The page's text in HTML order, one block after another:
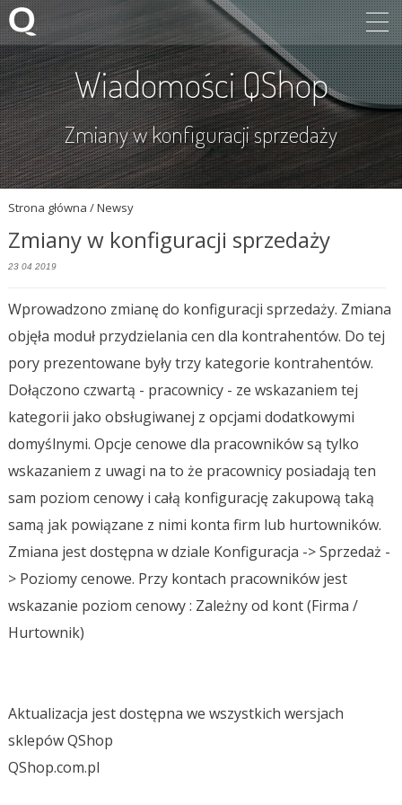
Wiadomości QShop
Zmiany w konfiguracji sprzedaży
Strona główna / Newsy
Zmiany w konfiguracji sprzedaży
23 04 2019
Wprowadzono zmianę do konfiguracji sprzedaży. Zmiana
objęła moduł przydzielania cen dla kontrahentów. Do tej
pory prezentowane były trzy kategorie kontrahentów.
Dołączono czwartą - pracownicy - ze wskazaniem tej
kategorii jako obsługiwanej z opcjami dodatkowymi
domyślnymi. Opcje cenowe dla pracowników są tylko
wskazaniem z uwagi na to że pracownicy posiadają ten
sam poziom cenowy i całą konfigurację zakupową taką
samą jak powiązane z nimi konta firm lub hurtowników.
Zmiana jest dostępna w dziale Konfiguracja -> Sprzedaż -
> Poziomy cenowe. Przy kontach pracowników jest
wskazanie poziom cenowy : Zależny od kont (Firma /
Hurtownik)
Aktualizacja jest dostępna we wszystkich wersjach
sklepów QShop
QShop.com.pl